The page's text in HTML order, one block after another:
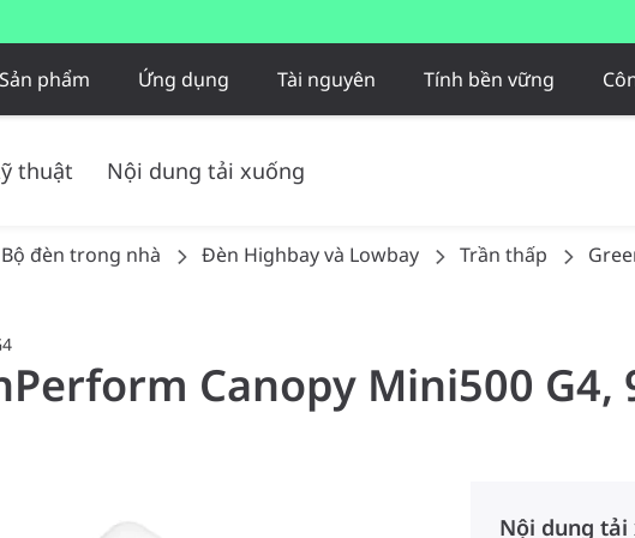
Sản phẩm Ứng dụng Tài nguyên Tính bền vững
thuật Nội dung tải xuống
Bộ đèn trong nhà Đèn Highbay và Lowbay​ Trần thấp
Canopy Mini500 G4,
Nội dung tải